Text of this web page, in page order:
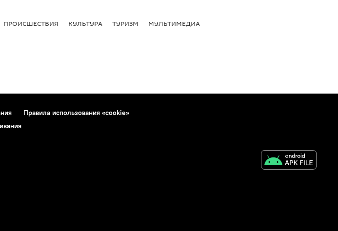
ПРОИСШЕСТВИЯ КУЛЬТУРА ТУРИЗМ МУЛЬТИМЕДИА
Правила использования «cookie»